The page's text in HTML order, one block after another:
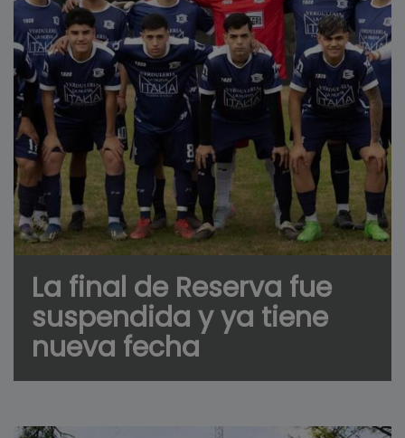
La final de Reserva fue
suspendida y ya tiene
nueva fecha